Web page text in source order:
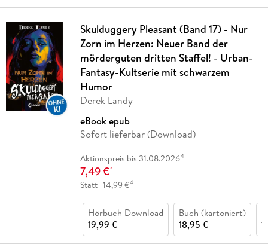
Skulduggery Pleasant (Band 17) - Nur
Zorn im Herzen: Neuer Band der
mörderguten dritten Staffel! - Urban-
Fantasy-Kultserie mit schwarzem
Humor
Derek Landy
eBook epub
Sofort lieferbar (Download)
Aktionspreis bis 31.08.20264
7,49 €*
Statt 14,99 €4
Hörbuch Download
19,99 €
Buch (kartoniert)
18,95 €